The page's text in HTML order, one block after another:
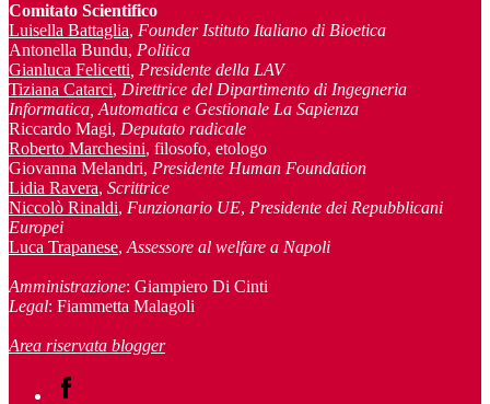
Comitato Scientifico
Luisella Battaglia, Founder Istituto Italiano di Bioetica
Antonella Bundu, Politica
Gianluca Felicetti , Presidente della LAV
Tiziana Catarci, Direttrice del Dipartimento di Ingegneria
Informatica, Automatica e Gestionale La Sapienza
Riccardo Magi, Deputato radicale
Roberto Marchesini, filosofo, etologo
Giovanna Melandri, Presidente Human Foundation
Lidia Ravera, Scrittrice
Niccolò Rinaldi, Funzionario UE, Presidente dei Repubblicani
Europei
Luca Trapanese, Assessore al welfare a Napoli
Amministrazione: Giampiero Di Cinti
Legal: Fiammetta Malagoli
Area riservata blogger
Facebook